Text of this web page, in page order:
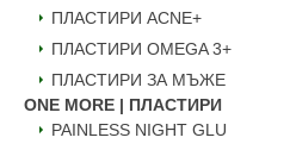
ПЛАСТИРИ ACNE+
ПЛАСТИРИ OMEGA 3+
ПЛАСТИРИ ЗА МЪЖЕ
ONE MORE | ПЛАСТИРИ
PAINLESS NIGHT GLU